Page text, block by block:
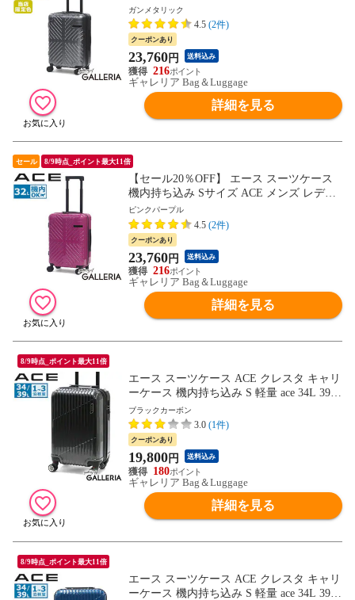
メンズ レディース 軽量 軽い 旅行 小型 小
さめ 3泊 4泊 双輪 TSAロック おしゃれ フ
ァスナー 32L ラディアル 06971
ガンメタリック
4.5 (2件)
クーポンあり
23,760円 送料込み
216
ギャレリア Bag＆Luggage
詳細を見る
セール 8/9時点_ポイント最大11倍
【セール20％OFF】 エース スーツケース
機内持ち込み Sサイズ ACE メンズ レディ
ース 軽量 軽い 旅行 小型 小さめ 3泊 4泊 双
輪 TSAロック おしゃれ ファスナー 32L ラ
ディアル 06971
ピンクパープル
4.5 (2件)
クーポンあり
23,760円 送料込み
216
ギャレリア Bag＆Luggage
詳細を見る
8/9時点_ポイント最大11倍
エース スーツケース ACE クレスタ キャリ
ーケース 機内持ち込み S 軽量 ace 34L 39L
拡張 1泊 2泊 3泊 4輪 双輪 TSロック Sサイ
ズ ファスナー 旅行 出張 メンズ レディー
ス 06316
ブラックカーボン
3.0 (1件)
クーポンあり
19,800円 送料込み
180
ギャレリア Bag＆Luggage
詳細を見る
8/9時点_ポイント最大11倍
エース スーツケース ACE クレスタ キャリ
ーケース 機内持ち込み S 軽量 ace 34L 39L